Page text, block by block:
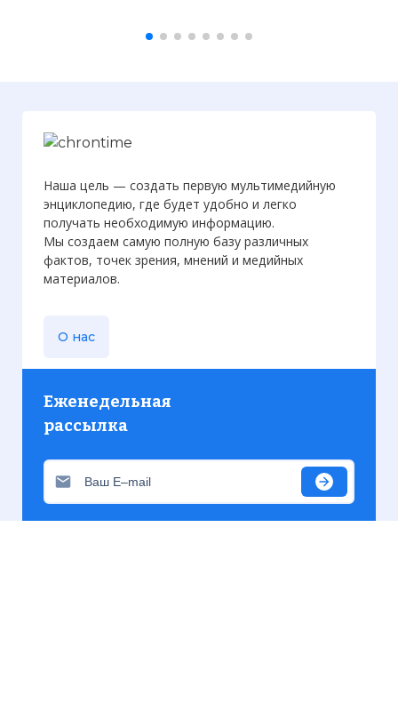
Наша цель — создать первую мультимедийную
энциклопедию, где будет удобно и легко
получать необходимую информацию.
Мы создаем самую полную базу различных
фактов, точек зрения, мнений и медийных
материалов.
О нас
Еженедельная
рассылка